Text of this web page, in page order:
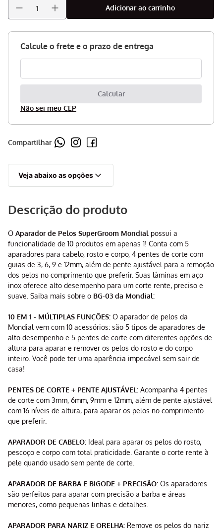
Adicionar ao carrinho
Não sei meu CEP
Compartilhar
Veja abaixo as opções
Descrição do produto
O Aparador de Pelos SuperGroom Mondial possui a
funcionalidade de 10 produtos em apenas 1! Conta com 5
aparadores para cabelo, rosto e corpo, 4 pentes de corte com
guias de 3, 6, 9 e 12mm, além de pente ajustável para a remoção
dos pelos no comprimento que preferir. Suas lâminas em aço
inox oferece alto desempenho para um corte rente, preciso e
suave. Saiba mais sobre o BG-03 da Mondial:
10 EM 1 - MÚLTIPLAS FUNÇÕES: O aparador de pelos da
Mondial vem com 10 acessórios: são 5 tipos de aparadores de
alto desempenho e 5 pentes de corte com diferentes opções de
altura para aparar e remover os pelos do rosto e do corpo
inteiro. Você pode ter uma aparência impecável sem sair de
casa!
PENTES DE CORTE + PENTE AJUSTÁVEL: Acompanha 4 pentes
de corte com 3mm, 6mm, 9mm e 12mm, além de pente ajustável
com 16 níveis de altura, para aparar os pelos no comprimento
que preferir.
APARADOR DE CABELO: Ideal para aparar os pelos do rosto,
pescoço e corpo com total praticidade. Garante o corte rente à
pele quando usado sem pente de corte.
APARADOR DE BARBA E BIGODE + PRECISÃO: Os aparadores
são perfeitos para aparar com precisão a barba e áreas
menores, como pequenas linhas e detalhes.
APARADOR PARA NARIZ E ORELHA: Remove os pelos do nariz